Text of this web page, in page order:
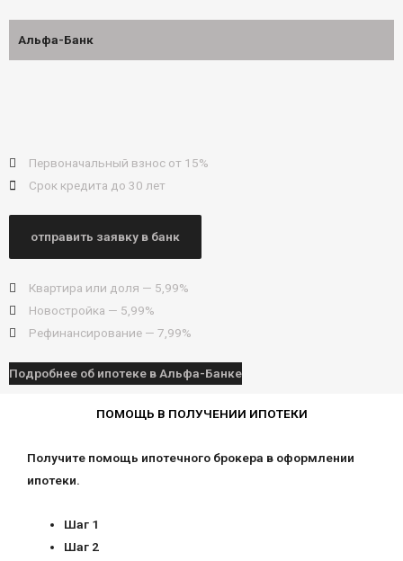
Альфа-Банк
Первоначальный взнос от 15%
Срок кредита до 30 лет
отправить заявку в банк
Квартира или доля — 5,99%
Новостройка — 5,99%
Рефинансирование — 7,99%
Подробнее об ипотеке в Альфа-Банке
ПОМОЩЬ В ПОЛУЧЕНИИ ИПОТЕКИ
Получите помощь ипотечного брокера в оформлении
ипотеки.
Шаг 1
Шаг 2